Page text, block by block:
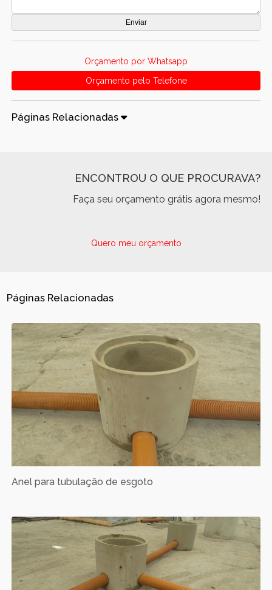
Orçamento por Whatsapp
Orçamento pelo Telefone
Páginas Relacionadas
ENCONTROU O QUE PROCURAVA?
Faça seu orçamento grátis agora mesmo!
Quero meu orçamento
Páginas Relacionadas
Anel para tubulação de esgoto